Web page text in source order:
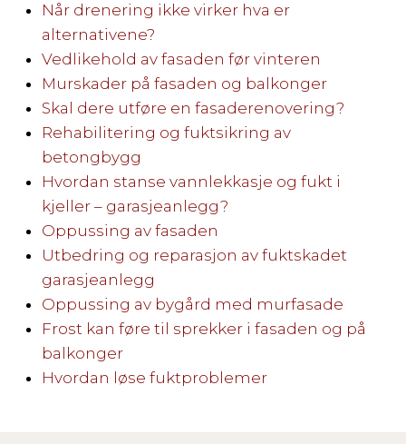
Når drenering ikke virker hva er
alternativene?
Vedlikehold av fasaden før vinteren
Murskader på fasaden og balkonger
Skal dere utføre en fasaderenovering?
Rehabilitering og fuktsikring av
betongbygg
Hvordan stanse vannlekkasje og fukt i
kjeller – garasjeanlegg?
Oppussing av fasaden
Utbedring og reparasjon av fuktskadet
garasjeanlegg
Oppussing av bygård med murfasade
Frost kan føre til sprekker i fasaden og på
balkonger
Hvordan løse fuktproblemer